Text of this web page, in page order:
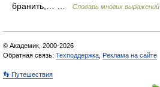
бранить,… …
Словарь многих выражений
© Академик, 2000-2026
Обратная связь: Техподдержка Реклама на сайте
👣 Путешествия